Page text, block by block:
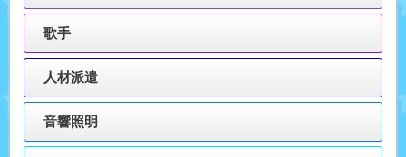
歌手
人材派遣
音響照明